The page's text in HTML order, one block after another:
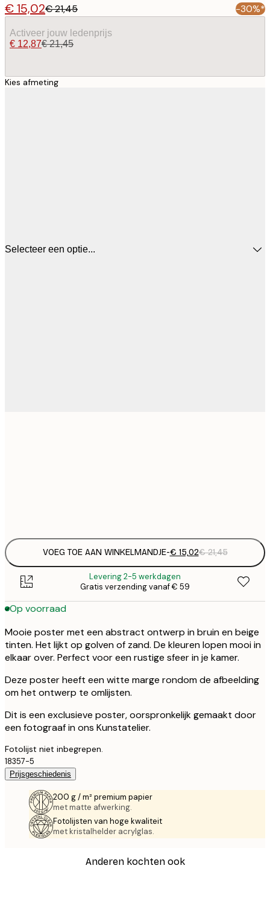
€ 15,02€ 21,45 -30%*
Activeer jouw ledenprijs
€ 12,87€ 21,45
Kies afmeting
Selecteer een optie...
VOEG TOE AAN WINKELMANDJE-€ 15,02€ 21,45
Levering 2-5 werkdagen
Gratis verzending vanaf € 59
Op voorraad
Mooie poster met een abstract ontwerp in bruin en beige
tinten. Het lijkt op golven of zand. De kleuren lopen mooi in
elkaar over. Perfect voor een rustige sfeer in je kamer.
Deze poster heeft een witte marge rondom de afbeelding
om het ontwerp te omlijsten.
Dit is een exclusieve poster, oorspronkelijk gemaakt door
een fotograaf in ons Kunstatelier.
Fotolijst niet inbegrepen.
18357-5
Prijsgeschiedenis
200 g / m² premium papier
met matte afwerking.
Fotolijsten van hoge kwaliteit
met kristalhelder acrylglas.
Anderen kochten ook